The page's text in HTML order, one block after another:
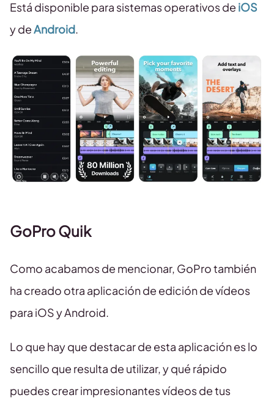
Está disponible para sistemas operativos de iOS
y deAndroid.
GoPro Quik
Como acabamos de mencionar, GoPro también
ha creado otra aplicación de edición de vídeos
para iOS y Android.
Lo que hay que destacar de esta aplicación es lo
sencillo que resulta de utilizar, y qué rápido
puedes crear impresionantes vídeos de tus